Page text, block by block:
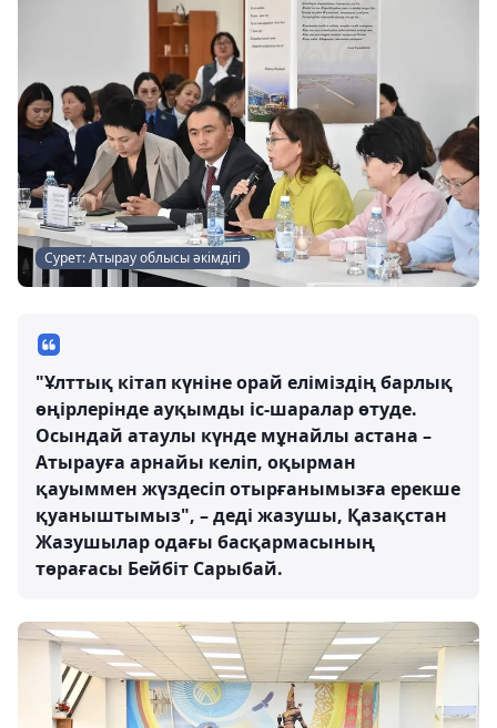
Сурет: Атырау облысы әкімдігі
"Ұлттық кітап күніне орай еліміздің барлық
өңірлерінде ауқымды іс-шаралар өтуде.
Осындай атаулы күнде мұнайлы астана –
Атырауға арнайы келіп, оқырман
қауыммен жүздесіп отырғанымызға ерекше
қуаныштымыз", – деді жазушы, Қазақстан
Жазушылар одағы басқармасының
төрағасы Бейбіт Сарыбай.